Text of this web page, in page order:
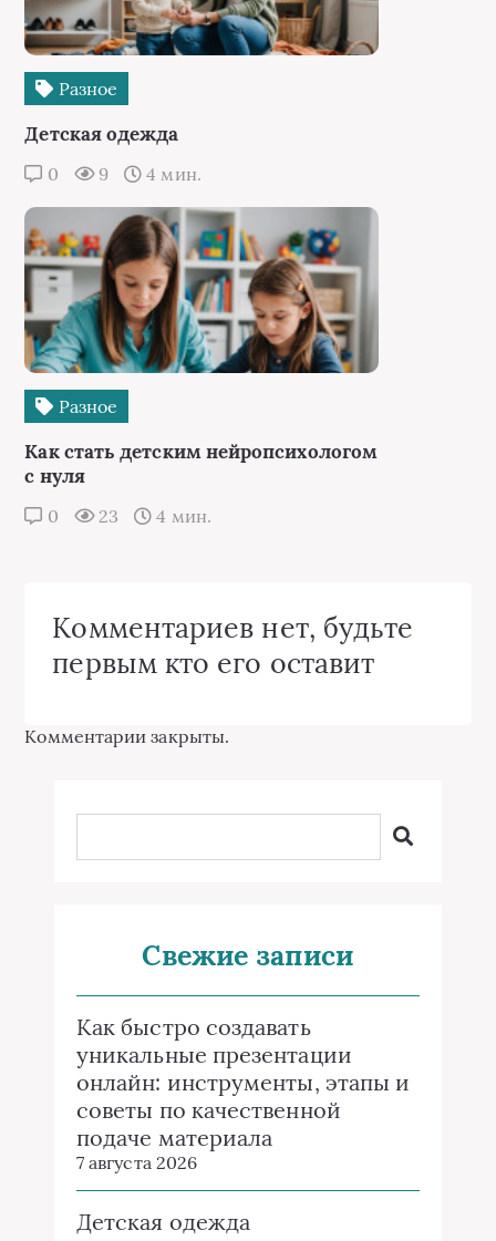
Разное
Детская одежда
0 9 4 мин.
Разное
Как стать детским нейропсихологом
с нуля
0 23 4 мин.
Комментариев нет, будьте
первым кто его оставит
Комментарии закрыты.
Свежие записи
Как быстро создавать
уникальные презентации
онлайн: инструменты, этапы и
советы по качественной
подаче материала
7 августа 2026
Детская одежда